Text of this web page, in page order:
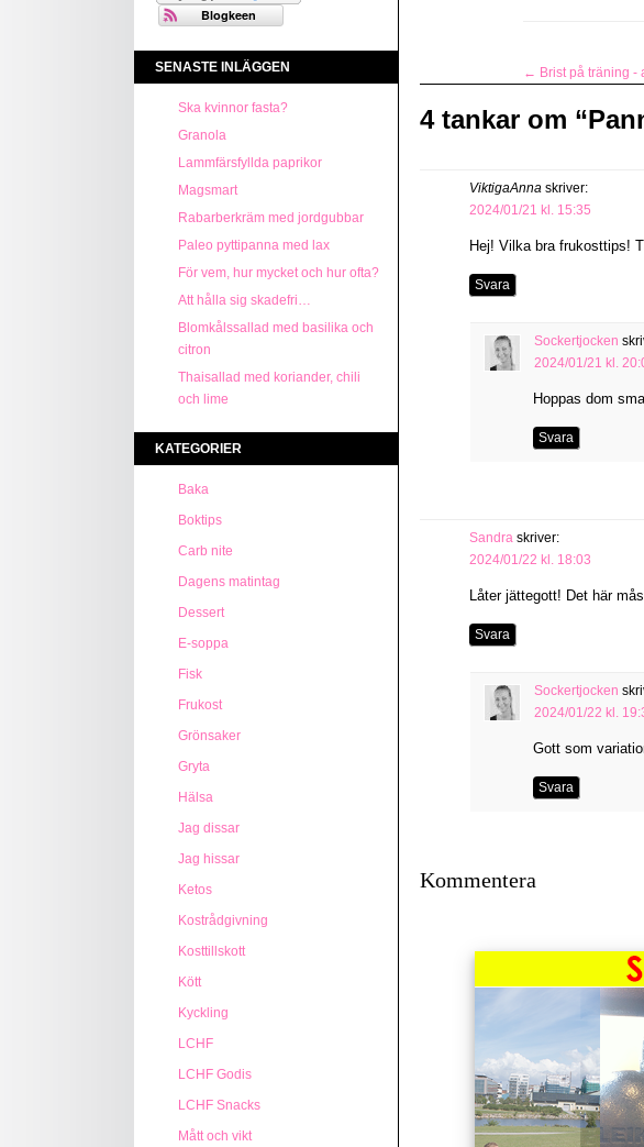
SENASTE INLÄGGEN
Ska kvinnor fasta?
Granola
Lammfärsfyllda paprikor
Magsmart
Rabarberkräm med jordgubbar
Paleo pyttipanna med lax
För vem, hur mycket och hur ofta?
Att hålla sig skadefri…
Blomkålssallad med basilika och
citron
Thaisallad med koriander, chili
och lime
KATEGORIER
Baka
Boktips
Carb nite
Dagens matintag
Dessert
E-soppa
Fisk
Frukost
Grönsaker
Gryta
Hälsa
Jag dissar
Jag hissar
Ketos
Kostrådgivning
Kosttillskott
Kött
Kyckling
LCHF
LCHF Godis
LCHF Snacks
Mått och vikt
← Brist på träning -
4 tankar om “
ViktigaAnna skriver:
2024/01/21 kl. 15:35
Hej! Vilka bra frukosttips!
Svara
Sockertjocken
2024/01/21 kl.
Hoppas dom
Svara
Sandra skriver:
2024/01/22 kl. 18:03
Låter jättegott! Det här
Svara
Sockertjocken
2024/01/22 kl.
Gott som
Svara
Kommentera